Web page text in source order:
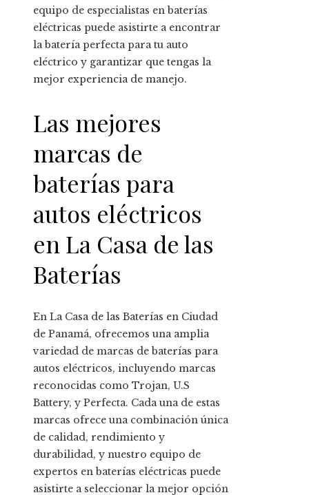
equipo de especialistas en baterías
eléctricas puede asistirte a encontrar
la batería perfecta para tu auto
eléctrico y garantizar que tengas la
mejor experiencia de manejo.
Las mejores
marcas de
baterías para
autos eléctricos
en La Casa de las
Baterías
En La Casa de las Baterías en Ciudad
de Panamá, ofrecemos una amplia
variedad de marcas de baterías para
autos eléctricos, incluyendo marcas
reconocidas como Trojan, U.S
Battery, y Perfecta. Cada una de estas
marcas ofrece una combinación única
de calidad, rendimiento y
durabilidad, y nuestro equipo de
expertos en baterías eléctricas puede
asistirte a seleccionar la mejor opción